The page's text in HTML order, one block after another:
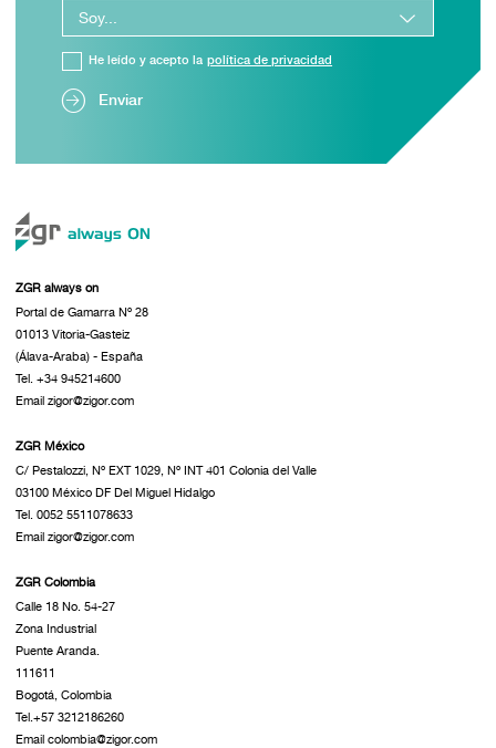
Enviar
He leído y acepto la política de privacidad
ZGR always on
Portal de Gamarra Nº 28
01013 Vitoria-Gasteiz
(Álava-Araba) - España
Tel. +34 945214600
Email zigor@zigor.com
ZGR México
C/ Pestalozzi, Nº EXT 1029, Nº INT 401 Colonia del Valle
03100 México DF Del Miguel Hidalgo
Tel. 0052 5511078633
Email zigor@zigor.com
ZGR Colombia
Calle 18 No. 54-27
Zona Industrial
Puente Aranda.
111611
Bogotá, Colombia
Tel.+57 3212186260
Email colombia@zigor.com